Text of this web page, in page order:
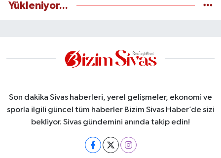
Yükleniyor...
Son dakika Sivas haberleri, yerel gelişmeler, ekonomi ve
sporla ilgili güncel tüm haberler Bizim Sivas Haber’de sizi
bekliyor. Sivas gündemini anında takip edin!